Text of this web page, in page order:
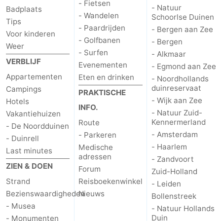
aan
Zee
Noordhollands
duinreservaat
Wijk
aan
Zee
-
Natuur
Zuid-
Kennermerland
-
Amsterdam
-
Haarlem
-
Zandvoort
Zuid-
Holland
-
Leiden
Bollenstreek
-
Natuur
-
Badplaats
Tips
Voor kinderen
Weer
VERBLIJF
Appartementen
Campings
Hotels
Vakantiehuizen
- De Noordduinen
- Duinrell
Last minutes
ZIEN & DOEN
Strand
Bezienswaardigheden
- Musea
- Monumenten
- Fietsen
- Wandelen
- Paardrijden
- Golfbanen
- Surfen
Evenementen
Eten en drinken
PRAKTISCHE
INFO.
Route
- Parkeren
Medische
adressen
Forum
Reisboekenwinkel
Nieuws
- Natuur
Schoorlse Duinen
- Bergen aan Zee
- Bergen
- Alkmaar
- Egmond aan Zee
- Noordhollands
duinreservaat
- Wijk aan Zee
- Natuur Zuid-
Kennermerland
- Amsterdam
- Haarlem
- Zandvoort
Zuid-Holland
- Leiden
Bollenstreek
- Natuur Hollands
Duin